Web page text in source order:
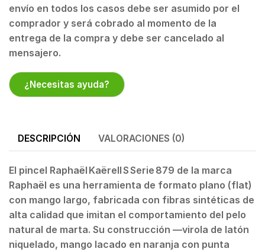
envío en todos los casos debe ser asumido por el
comprador y será cobrado al momento de la
entrega de la compra y debe ser cancelado al
mensajero.
¿Necesitas ayuda?
DESCRIPCIÓN VALORACIONES (0)
El pincel Raphaël Kaërell S Serie 879 de la marca
Raphaël es una herramienta de formato plano (flat)
con mango largo, fabricada con fibras sintéticas de
alta calidad que imitan el comportamiento del pelo
natural de marta. Su construcción —virola de latón
niquelado, mango lacado en naranja con punta